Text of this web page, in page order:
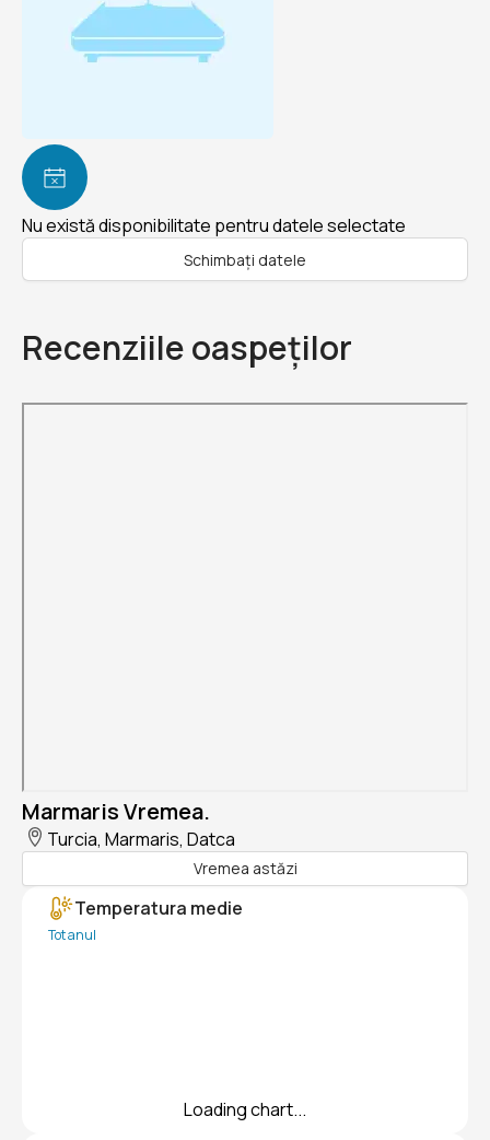
Nu există disponibilitate pentru datele selectate
Schimbați datele
Recenziile oaspeților
Marmaris Vremea.
Turcia, Marmaris, Datca
Vremea astăzi
Temperatura medie
Tot anul
Loading chart...